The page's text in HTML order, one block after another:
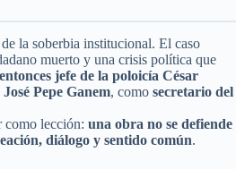
la soberbia institucional. El caso
muerto y una crisis política que
entonces jefe de la poloicía César
José Pepe Ganem, como secretario del
como lección: una obra no se defiende
diálogo y sentido común.